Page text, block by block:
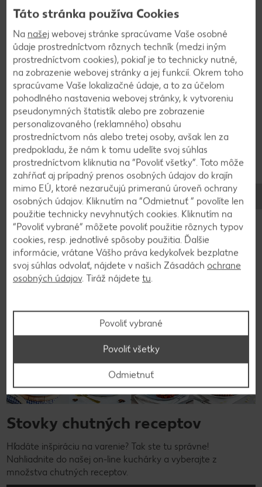
vajcia, roztlačený cesnak, nasekanú petržlenovú
vňať, nastrúhané mrkvy a syr. Ochutíme
majoránkou, vegetou, soľou a korením a dobre
premiešame.
2
Z hmoty vytvarujeme fašírky, ktoré obalíme v
strúhanke a z oboch strán opražíme na
rozpálenom oleji. Podávame so zemiakovou kašou.
Späť na prehľad
Stovky chutných receptov
Hľadáte inšpiráciu na varenie? Tak ste tu správne!
Nahliadnite do našej on-line kuchárky a vyberajte z
množstva chutných receptov.
Táto stránka používa Cookies
Na našej webovej stránke spracúvame Vaše osobné
údaje prostredníctvom rôznych techník (medzi iným
prostredníctvom cookies), pokiaľ je to technicky nutné,
na zobrazenie webovej stránky a jej funkcií. Okrem toho
spracúvame Vaše lokalizačné údaje, a to za účelom
pohodlného nastavenia webovej stránky, k vytvoreniu
pseudonymných štatistík alebo pre zobrazenie
personalizovaného (reklamného) obsahu
prostredníctvom nás alebo tretej osoby, avšak len za
predpokladu, že nám k tomu udelíte svoj súhlas
prostredníctvom kliknutia na “Povoliť všetky”. Toto môže
zahŕňať aj prípadný prenos osobných údajov do krajín
mimo EÚ, ktoré nezaručujú primeranú úroveň ochrany
osobných údajov. Kliknutím na “Odmietnuť ” povolíte len
použitie technicky nevyhnutých cookies. Kliknutím na
“Povoliť vybrané” môžete povoliť použitie rôznych typov
cookies, resp. jednotlivé spôsoby použitia. Ďalšie
informácie, vrátane Vášho práva kedykoľvek bezplatne
svoj súhlas odvolať, nájdete v našich Zásadách ochrane
osobných údajov. Tiráž nájdete tu.
Povoliť vybrané
Odmietnuť
Povoliť všetky